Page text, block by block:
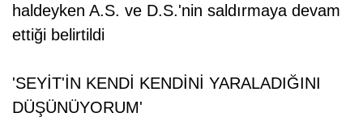
haldeyken A.S. ve D.S.'nin saldırmaya devam
ettiği belirtildi
'SEYİT'İN KENDİ KENDİNİ YARALADIĞINI
DÜŞÜNÜYORUM'